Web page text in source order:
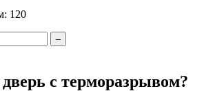
120
–
с терморазрывом?